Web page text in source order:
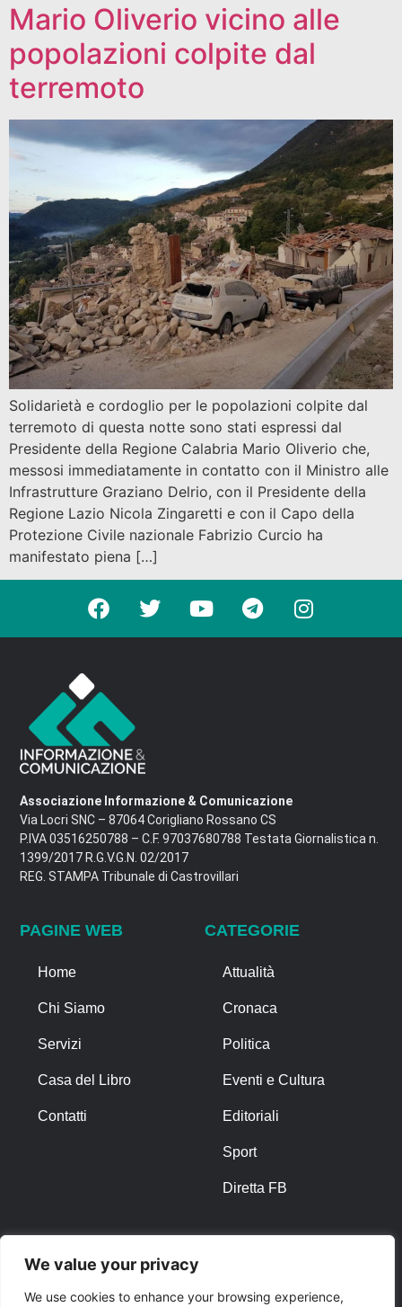
We value your privacy
We use cookies to enhance your browsing experience,
Mario Oliverio vicino alle
popolazioni colpite dal
terremoto
Solidarietà e cordoglio per le popolazioni colpite dal
terremoto di questa notte sono stati espressi dal
Presidente della Regione Calabria Mario Oliverio che,
messosi immediatamente in contatto con il Ministro alle
Infrastrutture Graziano Delrio, con il Presidente della
Regione Lazio Nicola Zingaretti e con il Capo della
Protezione Civile nazionale Fabrizio Curcio ha
manifestato piena […]
Associazione Informazione & Comunicazione
Via Locri SNC – 87064 Corigliano Rossano CS
P.IVA 03516250788 – C.F. 97037680788 Testata Giornalistica n.
1399/2017 R.G.V.G.N. 02/2017
REG. STAMPA Tribunale di Castrovillari
PAGINE WEB
Home
Chi Siamo
Servizi
Casa del Libro
Contatti
CATEGORIE
Attualità
Cronaca
Politica
Eventi e Cultura
Editoriali
Sport
Diretta FB